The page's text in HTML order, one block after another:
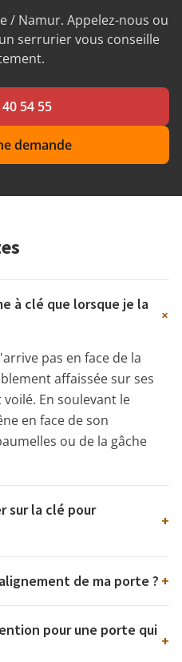
/ Namur. Appelez-nous ou
serrurier vous conseille
54 55
demande
à clé que lorsque je la
+
pas en face de la
affaissée sur ses
En soulevant le
en face de son
ou de la gâche
sur la clé pour
+
de ma porte ? +
pour une porte qui
+